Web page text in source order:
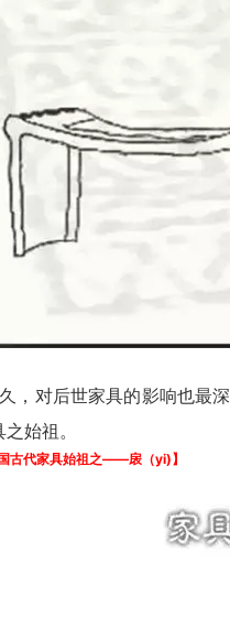
后世家具的影响也最深
始祖。
国古代家具始祖之——扆（yi)】